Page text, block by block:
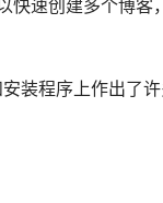
装程序上作出了